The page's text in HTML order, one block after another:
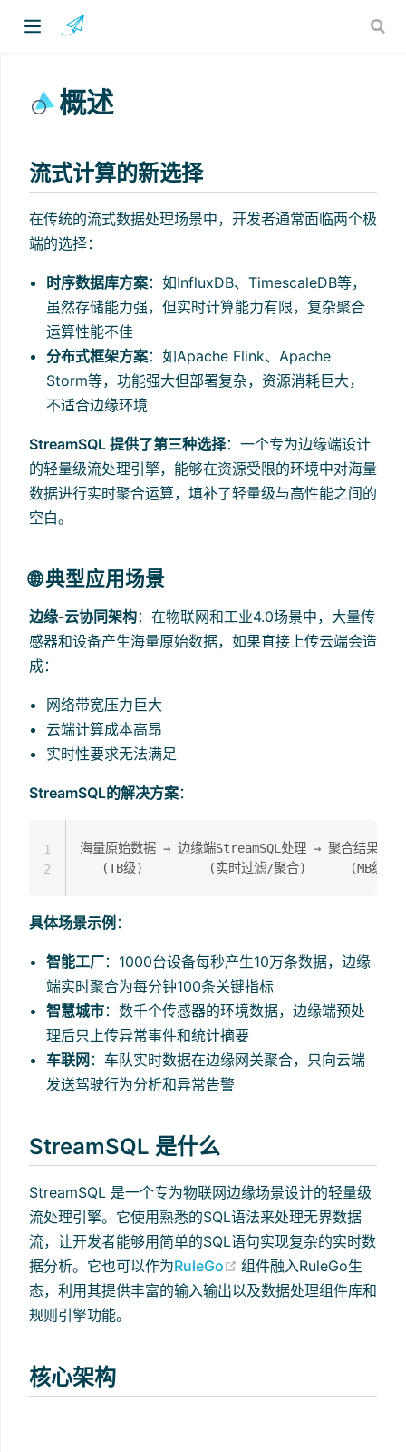
概述
流式计算的新选择
在传统的流式数据处理场景中，开发者通常面临两个极
端的选择：
时序数据库方案：如InfluxDB、TimescaleDB等，
虽然存储能力强，但实时计算能力有限，复杂聚合
运算性能不佳
分布式框架方案：如Apache Flink、Apache
Storm等，功能强大但部署复杂，资源消耗巨大，
不适合边缘环境
StreamSQL 提供了第三种选择：一个专为边缘端设计
的轻量级流处理引擎，能够在资源受限的环境中对海量
数据进行实时聚合运算，填补了轻量级与高性能之间的
空白。
🌐 典型应用场景
边缘-云协同架构：在物联网和工业4.0场景中，大量传
感器和设备产生海量原始数据，如果直接上传云端会造
成：
网络带宽压力巨大
云端计算成本高昂
实时性要求无法满足
StreamSQL的解决方案：
海量原始数据 → 边缘端StreamSQL处理 → 聚合结果 →
1
2
具体场景示例 ：
智能工厂：1000台设备每秒产生10万条数据，边缘
端实时聚合为每分钟100条关键指标
智慧城市：数千个传感器的环境数据，边缘端预处
理后只上传异常事件和统计摘要
车联网 ：车队实时数据在边缘网关聚合，只向云端
发送驾驶行为分析和异常告警
StreamSQL 是什么
StreamSQL 是一个专为物联网边缘场景设计的轻量级
流处理引擎。它使用熟悉的SQL语法来处理无界数据
流，让开发者能够用简单的SQL语句实现复杂的实时数
据分析。它也可以作为RuleGo (opens new window)
组件融入RuleGo生
态，利用其提供丰富的输入输出以及数据处理组件库和
规则引擎功能。
核心架构